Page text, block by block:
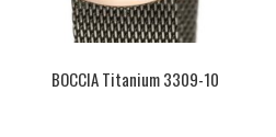
BOCCIA Titanium 3309-10